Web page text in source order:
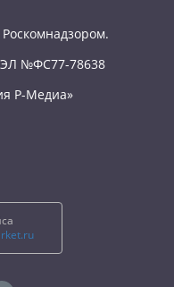
ЭЛ №ФС77-78638
Р-Медиа»